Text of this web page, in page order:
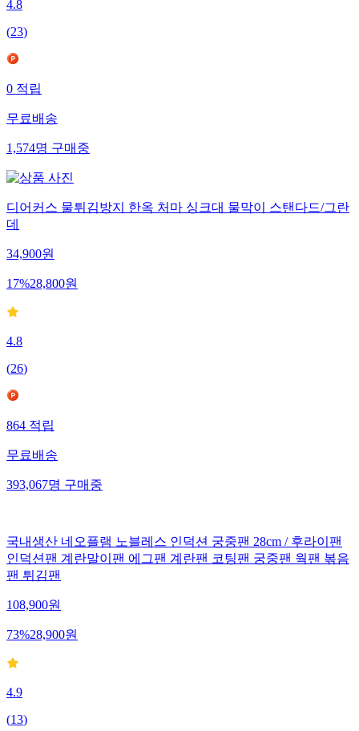
4.8
(23)
0적립
무료배송
1,574명구매중
디어커스 물튀김방지 한옥 처마 싱크대 물막이 스탠다드/그란
데
34,900원
17%28,800원
4.8
(26)
864적립
무료배송
393,067명구매중
국내생산 네오플램 노블레스 인덕션 궁중팬 28cm / 후라이팬
인덕션팬 계란말이팬 에그팬 계란팬 코팅팬 궁중팬 웍팬 볶음
팬 튀김팬
108,900원
73%28,900원
4.9
(13)